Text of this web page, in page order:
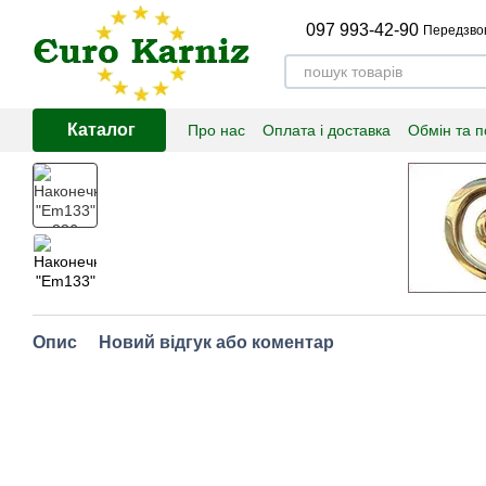
Перейти до основного контенту
097 993-42-90
Каталог Про нас Оплата і доставка Обмін та
Опис Новий відгук або коментар